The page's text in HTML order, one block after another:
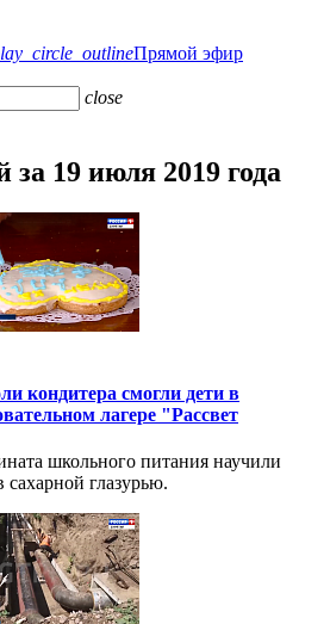
Прямой эфир
close
за 19 июля 2019 года
кондитера смогли дети в
лагере "Рассвет
школьного питания научили
сахарной глазурью.